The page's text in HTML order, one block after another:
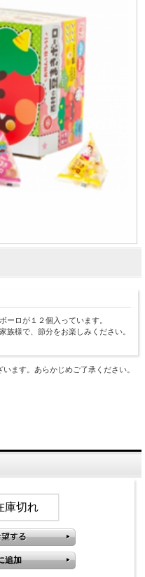
ーロが１２個入っています。
様で、節分をお楽しみください。
ます。あらかじめご了承ください。
庫切れ